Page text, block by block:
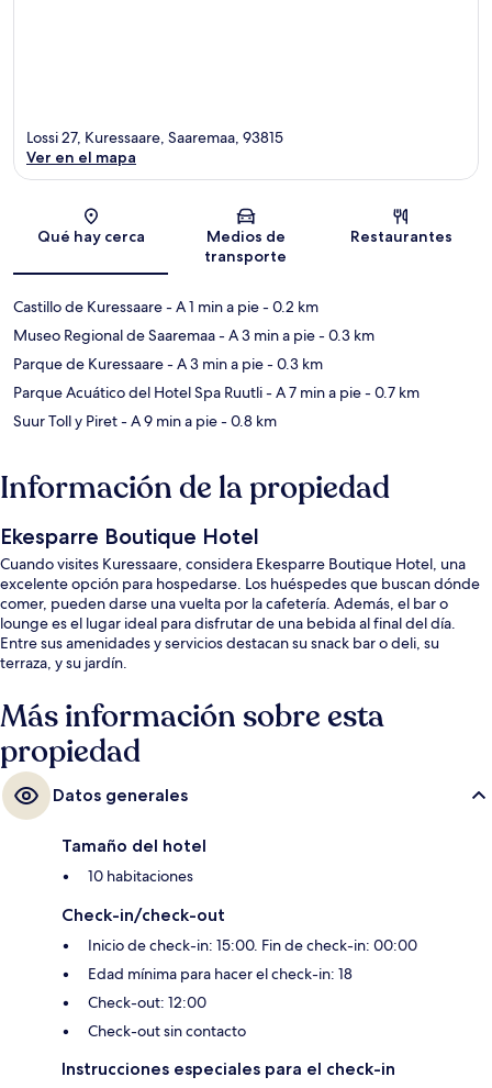
Sección del mapa
Lossi 27, Kuressaare, Saaremaa, 93815
Ver en el mapa
Qué hay cerca
Medios de
transporte
Restaurantes
Castillo de Kuressaare- A 1 min a pie- 0.2 km
Museo Regional de Saaremaa- A 3 min a pie- 0.3 km
Parque de Kuressaare- A 3 min a pie- 0.3 km
Parque Acuático del Hotel Spa Ruutli- A 7 min a pie- 0.7 km
Suur Toll y Piret- A 9 min a pie- 0.8 km
Información de la propiedad
Ekesparre Boutique Hotel
Cuando visites Kuressaare, considera Ekesparre Boutique Hotel, una
excelente opción para hospedarse. Los huéspedes que buscan dónde
comer, pueden darse una vuelta por la cafetería. Además, el bar o
lounge es el lugar ideal para disfrutar de una bebida al final del día.
Entre sus amenidades y servicios destacan su snack bar o deli, su
terraza, y su jardín.
Más información sobre esta
propiedad
Datos generales
Tamaño del hotel
10 habitaciones
Check-in/check-out
Inicio de check-in: 15:00. Fin de check-in: 00:00
Edad mínima para hacer el check-in: 18
Check-out: 12:00
Check-out sin contacto
Instrucciones especiales para el check-in